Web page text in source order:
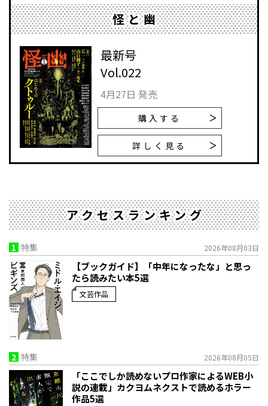
怪と幽
最新号
Vol.022
4月27日 発売
購入する
詳しく見る
アクセスランキング
1 特集 2026年08月03日
【ブックガイド】「中年になったな」と思っ
たら読みたい本5選
文芸作品
2 特集 2026年08月05日
「ここでしか読めないプロ作家によるWEB小
説の連載」――カクヨムネクストで読めるホラー
作品5選